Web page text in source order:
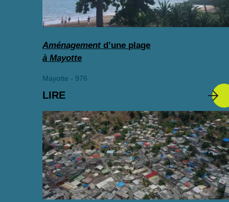
Aménagement d’une plage
à Mayotte
Mayotte - 976
LIRE